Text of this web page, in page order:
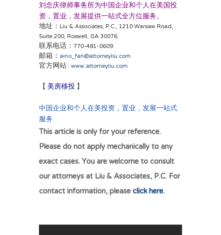
刘念庆律师事务所为中国企业和个人在美国投
资，置业，发展提供一站式全方位服务。
地址：Liu & Associates, P.C., 1210 Warsaw Road,
Suite 200, Roswell, GA 30076.
联系电话：770-481-0609.
邮箱： aino_fan@attorneyliu.com
官方网站 :www.attorneyliu.com
【 美房移投 】
中国企业和个人在美投资，置业，发展一站式
服务
This article is only for your reference.
Please do not apply mechanically to any
exact cases. You are welcome to consult
our attorneys at Liu & Associates, P.C. For
contact information, pleaseclick here.